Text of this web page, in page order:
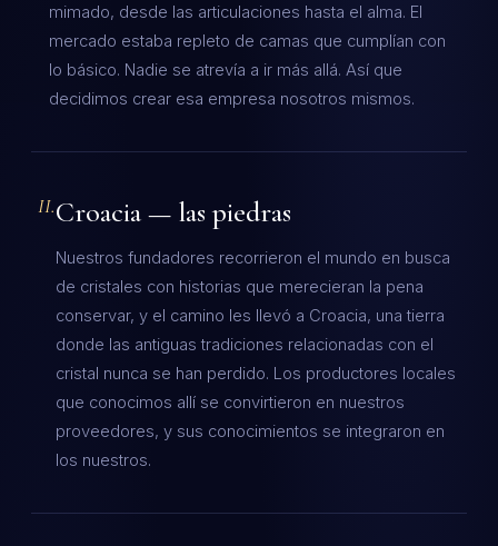
mimado, desde las articulaciones hasta el alma. El
mercado estaba repleto de camas que cumplían con
lo básico. Nadie se atrevía a ir más allá. Así que
decidimos crear esa empresa nosotros mismos.
II.Croacia — las piedras
Nuestros fundadores recorrieron el mundo en busca
de cristales con historias que merecieran la pena
conservar, y el camino les llevó a Croacia, una tierra
donde las antiguas tradiciones relacionadas con el
cristal nunca se han perdido. Los productores locales
que conocimos allí se convirtieron en nuestros
proveedores, y sus conocimientos se integraron en
los nuestros.